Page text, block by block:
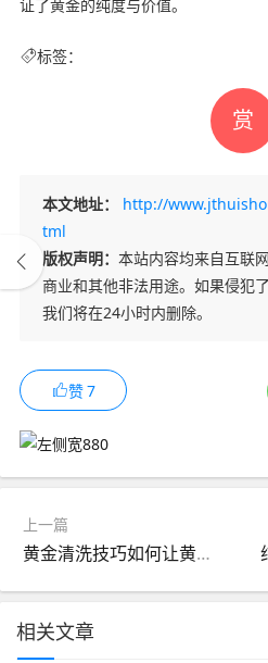
证了黄金的纯度与价值。
标签：
赏
本文地址：
http://
tml
版权声明： 本站内容均来自互联
商业和其他非法用途。如果侵犯
我们将在24小时内删除。
赞7
上一篇
黄金清洗技巧如何让黄金恢复光泽？这些技巧有哪些实际应用？
相关文章